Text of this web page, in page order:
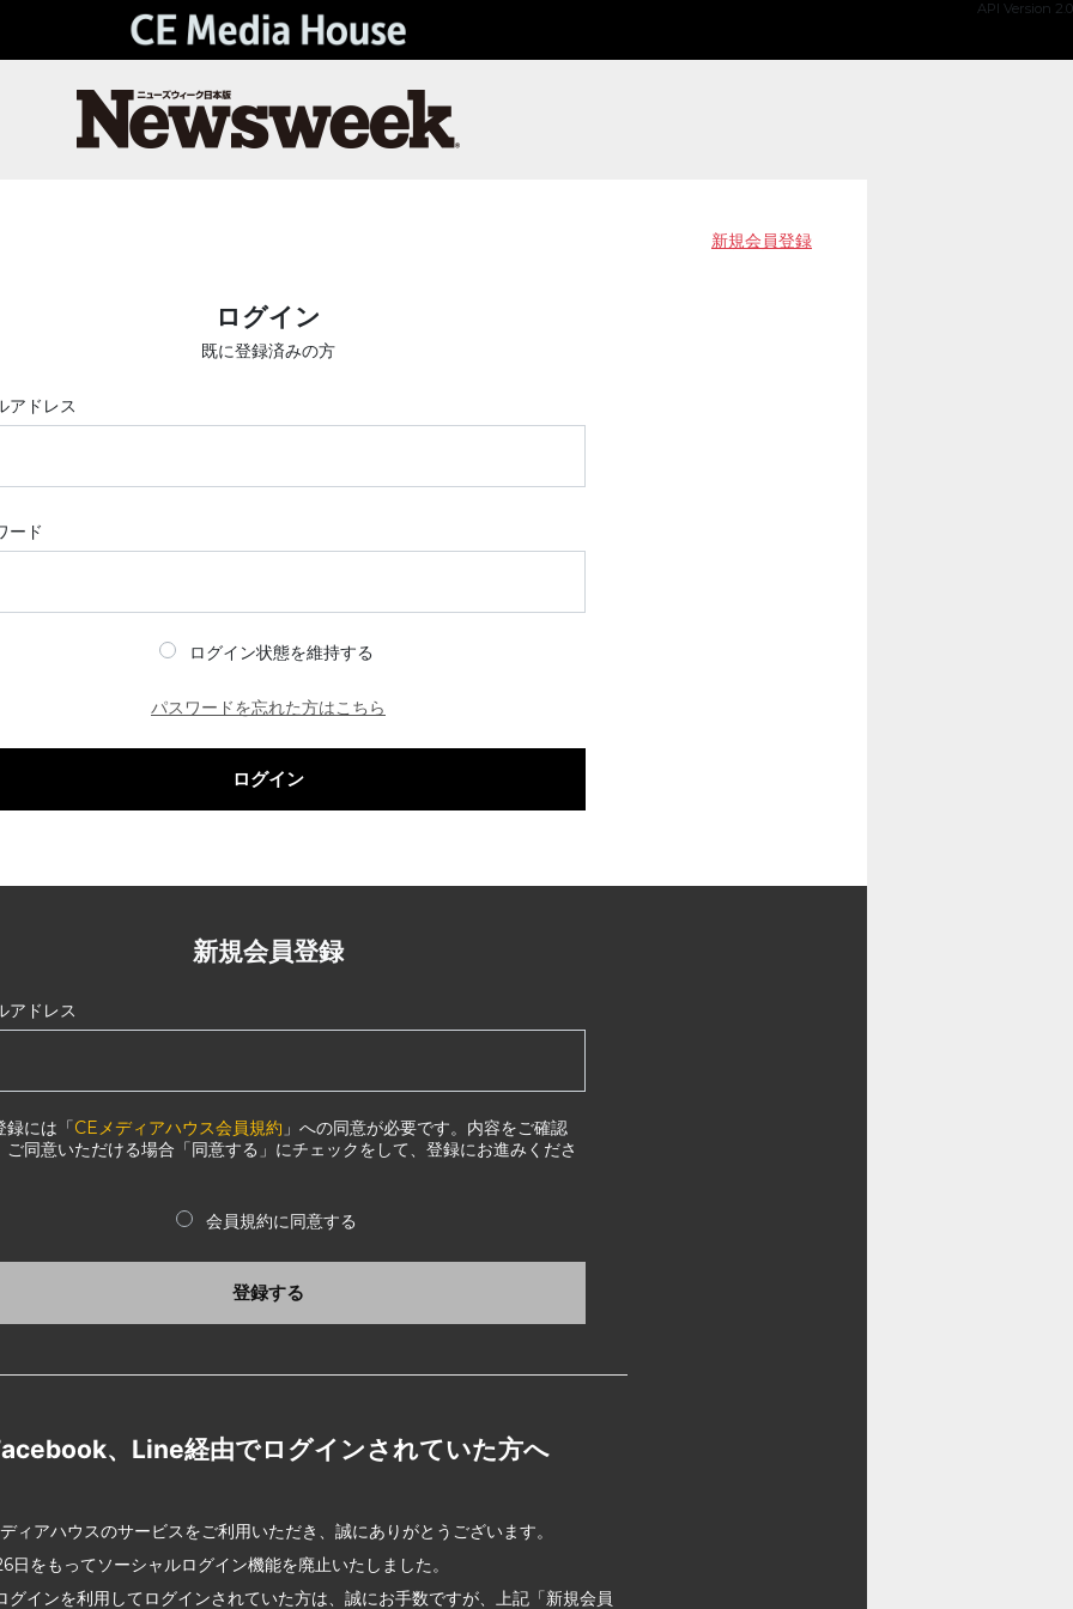
API Version 2.0
新規会員登録
ログイン
既に登録済みの方
アドレス
ード
ログイン状態を維持する
パスワードを忘れた方はこちら
ログイン
新規会員登録
アドレス
録には「CEメディアハウス会員規約 」への同意が必要です。内容をご確認
ご同意いただける場合「同意する」にチェックをして、登録にお進みくださ
会員規約に同意する
登録する
、Line経由でログインされていた方へ
ィアハウスのサービスをご利用いただき、誠にありがとうございます。
日をもってソーシャルログイン機能を廃止いたしました。
グインを利用してログインされていた方は、誠にお手数ですが、上記「新規会員